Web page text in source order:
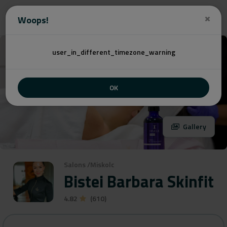
Woops!
user_in_different_timezone_warning
OK
Salons /Miskolc
Bistei Barbara Skinfit
4.82 (610)
Gallery